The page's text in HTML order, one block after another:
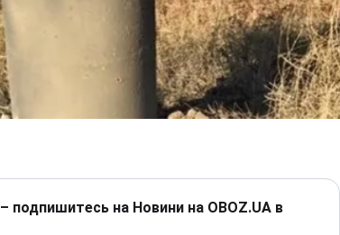
подпишитесь на Новини на OBOZ.UA в